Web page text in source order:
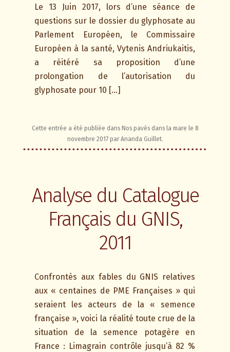
Le 13 Juin 2017, lors d’une séance de
questions sur le dossier du glyphosate au
Parlement Européen, le Commissaire
Européen à la santé, Vytenis Andriukaitis,
a réitéré sa proposition d’une
prolongation de l’autorisation du
glyphosate pour 10 […]
Cette entrée a été publiée dans Nos pavés dans la mare le 8
novembre 2017 par Ananda Guillet.
Analyse du Catalogue
Français du GNIS,
2011
Confrontés aux fables du GNIS relatives
aux « centaines de PME Françaises » qui
seraient les acteurs de la « semence
française », voici la réalité toute crue de la
situation de la semence potagère en
France : Limagrain contrôle jusqu’à 82 %